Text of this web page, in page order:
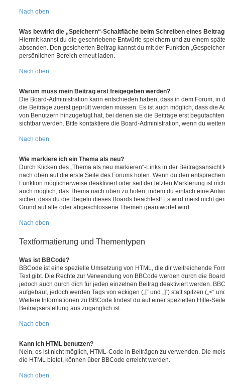
Nach oben
Was bewirkt die „Speichern“-Schaltfläche beim Schreiben eines
Hiermit kannst du die geschriebene Entwürfe speichern und zu einem
absenden. Den gesicherten Beitrag kannst du mit der Funktion
persönlichen Bereich erneut laden.
Nach oben
Warum muss mein Beitrag erst freigegeben werden?
Die Board-Administration kann entschieden haben, dass in dem Forum, in
die Beiträge zuerst geprüft werden müssen. Es ist auch möglich, dass die
von Benutzern hinzugefügt hat, bei denen sie die Beiträge erst
sichtbar werden. Bitte kontaktiere die Board-Administration, wenn du
Nach oben
Wie markiere ich ein Thema als neu?
Durch Klicken des „Thema als neu markieren“-Links in der
nach oben auf die erste Seite des Forums holen. Wenn du den
Funktion möglicherweise deaktiviert oder seit der letzten Markierung ist
auch möglich, das Thema nach oben zu holen, indem du einfach eine
sicher, dass du die Regeln dieses Boards beachtest! Es wird meist nicht
Grund auf alte oder abgeschlossene Themen geantwortet wird.
Nach oben
Textformatierung und Thementypen
Was ist BBCode?
BBCode ist eine spezielle Umsetzung von HTML, die dir weitreichende
Text gibt. Die Rechte zur Verwendung von BBCode werden durch die
jedoch auch durch dich für jeden einzelnen Beitrag deaktiviert werden.
aufgebaut, jedoch werden Tags von eckigen („[“ und „]“) statt spitzen („<“
Weitere Informationen zu BBCode findest du auf einer speziellen Hilfe-
Beitragserstellung aus zugänglich ist.
Nach oben
Kann ich HTML benutzen?
Nein, es ist nicht möglich, HTML-Code in Beiträgen zu verwenden. Die
die HTML bietet, können über BBCode erreicht werden.
Nach oben